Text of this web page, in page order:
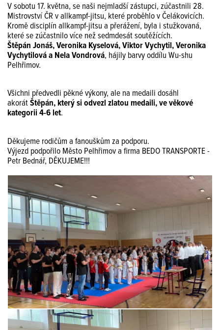
V sobotu 17. května, se naši nejmladší zástupci, zúčastnili 28.
Mistrovství ČR v allkampf-jitsu, které proběhlo v Čelákovicích.
Kromě disciplín allkampf-jitsu a přerážení, byla i stužkovaná,
které se zúčastnilo více než sedmdesát soutěžících.
Štěpán Jonáš, Veronika Kyselová, Viktor Vychytil, Veronika
Vychytilová a Nela Vondrová, hájily barvy oddílu Wu-shu
Pelhřimov.
Všichni předvedli pěkné výkony, ale na medaili dosáhl
akorátŠtěpán, který si odvezl zlatou medaili, ve věkové
kategorii 4-6 let.
Děkujeme rodičům a fanouškům za podporu.
Výjezd podpořilo Město Pelhřimov a firma BEDO TRANSPORTE -
Petr Bednář, DĚKUJEME!!!